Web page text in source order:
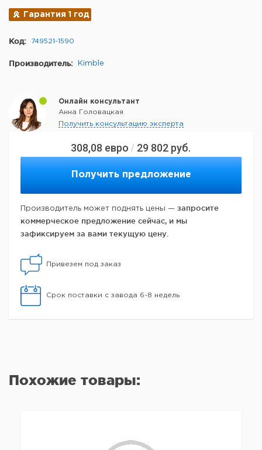
308,08 евро / 29 802 руб.
Получить предложение
Производитель может поднять цены — запросите
коммерческое предложение сейчас, и мы
зафиксируем за вами текущую цену.
Привезем под заказ
Срок поставки с завода 6-8 недель
Гарантия 1 год
Код: 749521-1590
Производитель: Kimble
Онлайн консультант
Анна Головацкая
Получить консультацию эксперта
Похожие товары: